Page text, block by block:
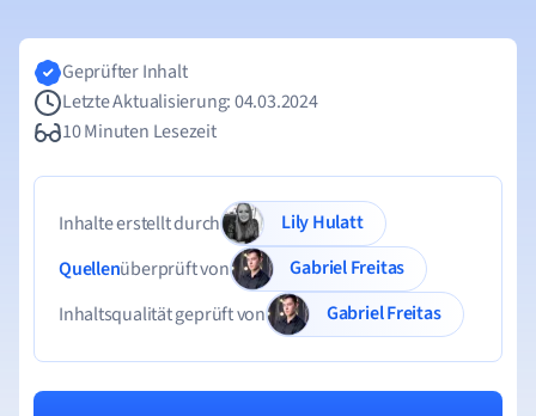
Geprüfter Inhalt
Letzte Aktualisierung: 04.03.2024
10 Minuten Lesezeit
Inhalte erstellt durch
Lily Hulatt
Quellenüberprüft von
Gabriel Freitas
Inhaltsqualität geprüft von
Gabriel Freitas